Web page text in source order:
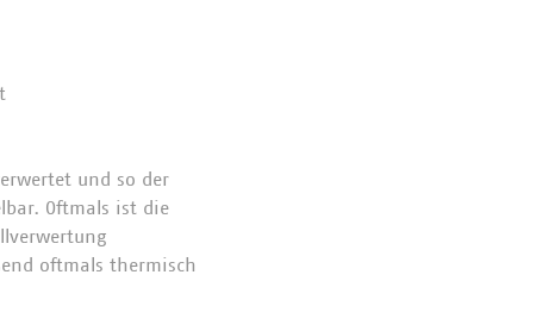
und so der
Oftmals ist die
oftmals thermisch